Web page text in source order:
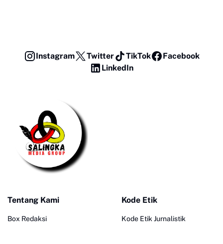
Instagram Twitter TikTok
Facebook
LinkedIn
Tentang Kami
Box Redaksi
Kode Etik
Kode Etik Jurnalistik